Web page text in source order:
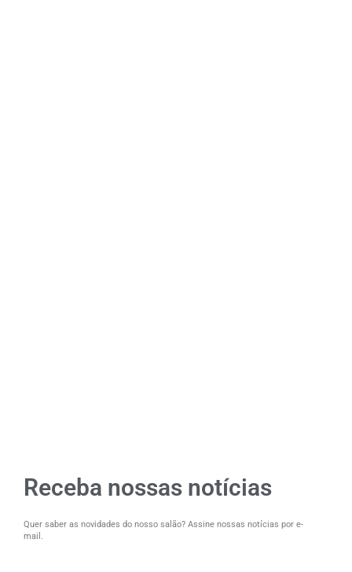
Receba nossas notícias
Quer saber as novidades do nosso salão? Assine nossas notícias por e-
mail.